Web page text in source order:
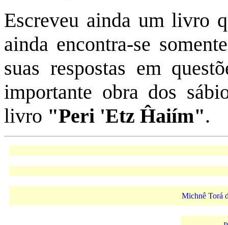
Escreveu ainda um livro
ainda encontra-se
suas respostas em
importante obra dos
livro "Peri 'Etz Ĥaiím".
Michnê Torá